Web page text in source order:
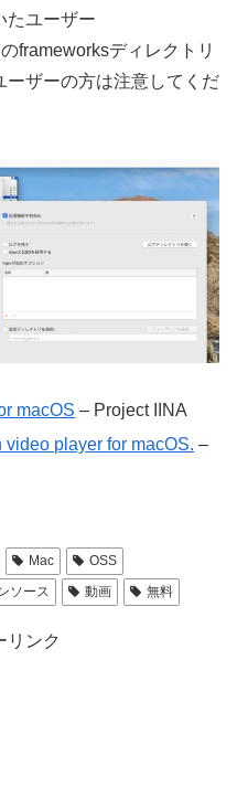
たユーザー
frameworksディレクトリ
ーザーの方は注意してくだ
macOS – Project IINA
video player for macOS. –
Mac
OSS
ソース 動画 無料
リンク